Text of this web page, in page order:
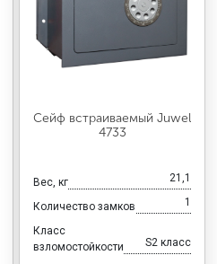
Сейф встраиваемый Juwel
4733
Вес, кг 21,1
Количество замков 1
Класс
взломостойкости
S2 класс